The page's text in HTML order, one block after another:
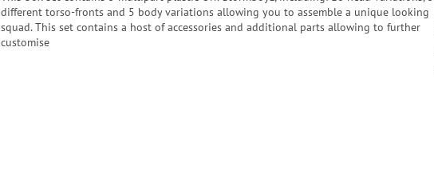
different torso-fronts and 5 body variations allowing you to assemble a unique looking
squad. This set contains a host of accessories and additional parts allowing to further
customise